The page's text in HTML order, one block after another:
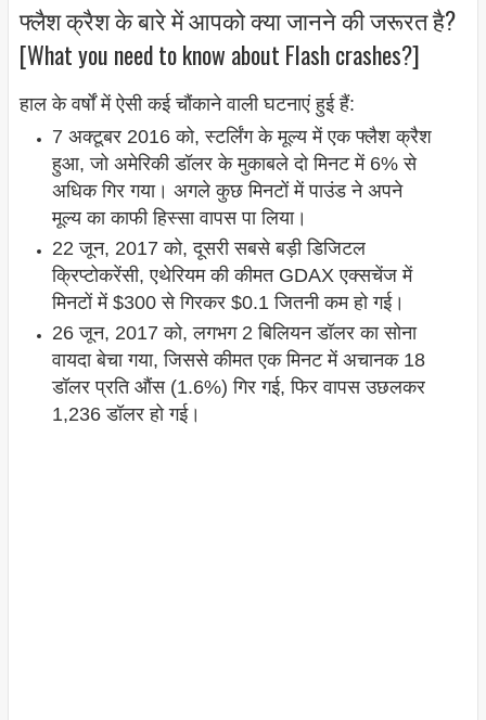
फ्लैश क्रैश के बारे में आपको क्या जानने की जरूरत है?
[What you need to know about Flash crashes?]
हाल के वर्षों में ऐसी कई चौंकाने वाली घटनाएं हुई हैं:
7 अक्टूबर 2016 को, स्टर्लिंग के मूल्य में एक फ्लैश क्रैश
हुआ, जो अमेरिकी डॉलर के मुकाबले दो मिनट में 6% से
अधिक गिर गया। अगले कुछ मिनटों में पाउंड ने अपने
मूल्य का काफी हिस्सा वापस पा लिया।
22 जून, 2017 को, दूसरी सबसे बड़ी डिजिटल
क्रिप्टोकरेंसी, एथेरियम की कीमत GDAX एक्सचेंज में
मिनटों में $300 से गिरकर $0.1 जितनी कम हो गई।
26 जून, 2017 को, लगभग 2 बिलियन डॉलर का सोना
वायदा बेचा गया, जिससे कीमत एक मिनट में अचानक 18
डॉलर प्रति औंस (1.6%) गिर गई, फिर वापस उछलकर
1,236 डॉलर हो गई।